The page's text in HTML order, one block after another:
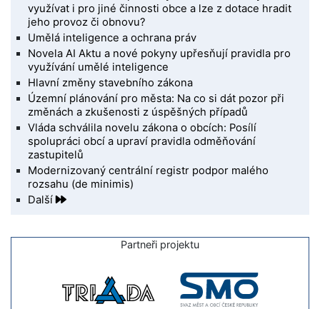
využívat i pro jiné činnosti obce a lze z dotace hradit
jeho provoz či obnovu?
Umělá inteligence a ochrana práv
Novela AI Aktu a nové pokyny upřesňují pravidla pro
využívání umělé inteligence
Hlavní změny stavebního zákona
Územní plánování pro města: Na co si dát pozor při
změnách a zkušenosti z úspěšných případů
Vláda schválila novelu zákona o obcích: Posílí
spolupráci obcí a upraví pravidla odměňování
zastupitelů
Modernizovaný centrální registr podpor malého
rozsahu (de minimis)
Další
Partneři projektu